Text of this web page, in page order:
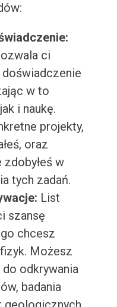
ci
w to
i naukę.
projekty,
oraz
w
tych zadań.
List
szansę
chcesz
Możesz
odkrywania
badania